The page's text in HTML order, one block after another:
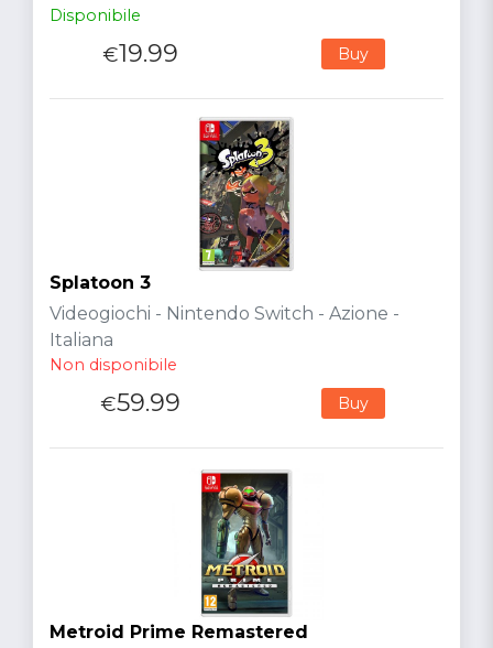
Disponibile
€19.99 Buy
Splatoon 3
Videogiochi - Nintendo Switch - Azione -
Italiana
Non disponibile
€59.99 Buy
Metroid Prime Remastered